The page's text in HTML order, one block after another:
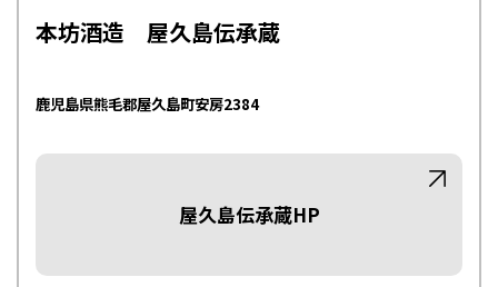
本坊酒造 屋久島伝承蔵
鹿児島県熊毛郡屋久島町安房2384
屋久島伝承蔵HP